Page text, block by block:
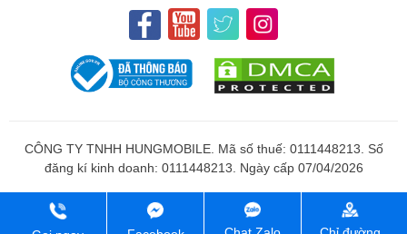
CÔNG TY TNHH HUNGMOBILE. Mã số thuế: 0111448213. Số
đăng kí kinh doanh: 0111448213. Ngày cấp 07/04/2026